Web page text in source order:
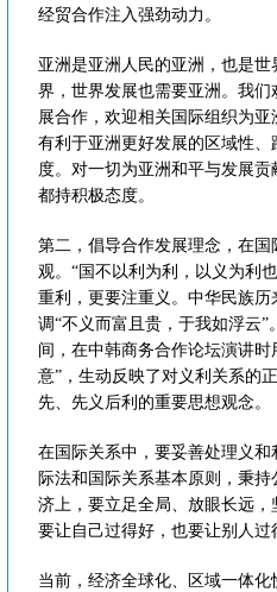
经贸合作注入强劲动力。
亚洲是亚洲人民的亚洲，也是
界，世界发展也需要亚洲。我
展合作，欢迎相关国际组织为
有利于亚洲更好发展的区域性
度。对一切为亚洲和平与发展
都持积极态度。
第二，倡导合作发展理念，在国
观。“国不以利为利，以义为利
重利，更要注重义。中华民族历
调“不义而富且贵，于我如浮云”
间，在中韩商务合作论坛演讲
意”，生动反映了对义利关系的
先、先义后利的重要思想观念。
在国际关系中，要妥善处理义
际法和国际关系基本原则，秉
济上，要立足全局、放眼长远
要让自己过得好，也要让别人过
当前，经济全球化、区域一体